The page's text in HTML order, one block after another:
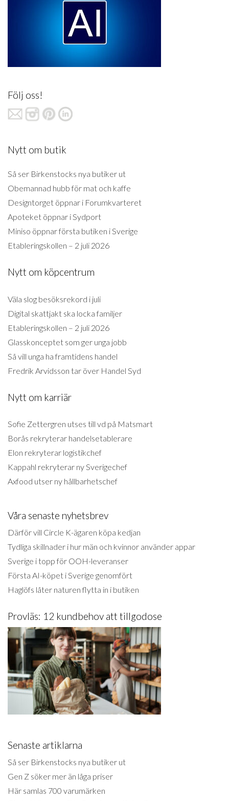
Följ oss!
Nytt om butik
Så ser Birkenstocks nya butiker ut
Obemannad hubb för mat och kaffe
Designtorget öppnar i Forumkvarteret
Apoteket öppnar i Sydport
Miniso öppnar första butiken i Sverige
Etableringskollen – 2 juli 2026
Nytt om köpcentrum
Väla slog besöksrekord i juli
Digital skattjakt ska locka familjer
Etableringskollen – 2 juli 2026
Glasskonceptet som ger unga jobb
Så vill unga ha framtidens handel
Fredrik Arvidsson tar över Handel Syd
Nytt om karriär
Sofie Zettergren utses till vd på Matsmart
Borås rekryterar handelsetablerare
Elon rekryterar logistikchef
Kappahl rekryterar ny Sverigechef
Axfood utser ny hållbarhetschef
Våra senaste nyhetsbrev
Därför vill Circle K-ägaren köpa kedjan
Tydliga skillnader i hur män och kvinnor använder appar
Sverige i topp för OOH-leveranser
Första AI-köpet i Sverige genomfört
Haglöfs låter naturen flytta in i butiken
Provläs: 12 kundbehov att tillgodose
Senaste artiklarna
Så ser Birkenstocks nya butiker ut
Gen Z söker mer än låga priser
Här samlas 700 varumärken